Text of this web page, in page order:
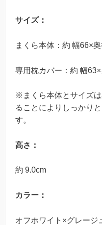
サイズ：
まくら本体：約 幅66×
専用枕カバー：約 幅
※まくら本体とサイズ
ることによりしっかり
す。
高さ：
約 9.0cm
カラー：
オフホワイト×グレージ